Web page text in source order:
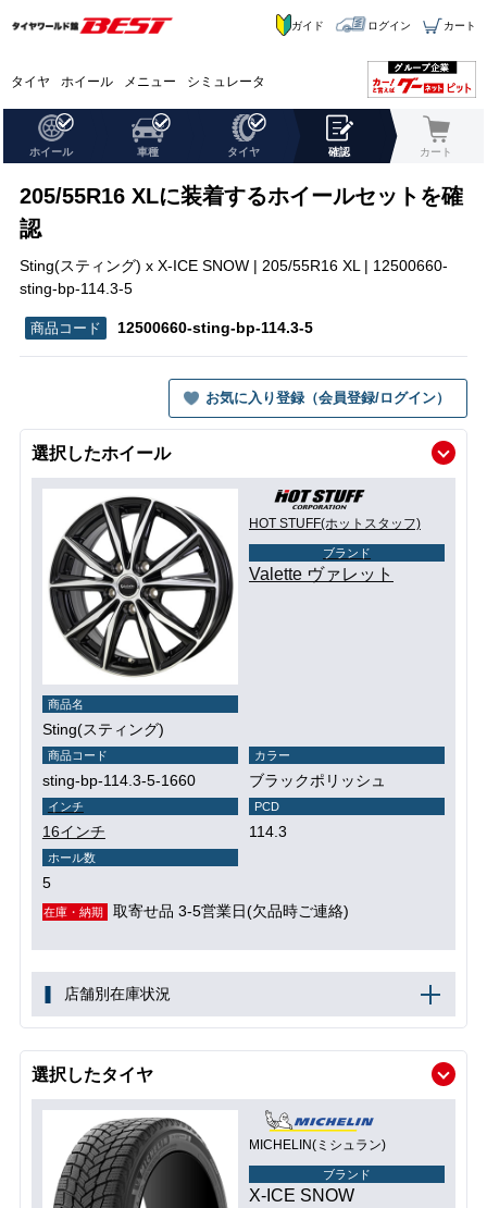
タイヤ ホイール メニュー シミュレータ
ガイド ログイン カート
ホイール 車種 タイヤ 確認 カート
205/55R16 XLに装着するホイールセットを確
認
Sting(スティング) x X-ICE SNOW | 205/55R16 XL | 12500660-
sting-bp-114.3-5
12500660-sting-bp-114.3-5
お気に入り登録（会員登録/ログイン）
選択したホイール
HOT STUFF(ホットスタッフ)
ブランド
Valette ヴァレット
商品名
Sting(スティング)
商品コード
sting-bp-114.3-5-1660
カラー
ブラックポリッシュ
インチ
16インチ
PCD
114.3
ホール数
5
在庫・納期 取寄せ品 3-5営業日(欠品時ご連絡)
店舗別在庫状況
選択したタイヤ
MICHELIN(ミシュラン)
ブランド
X-ICE SNOW